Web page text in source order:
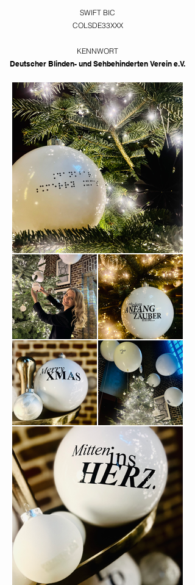
SWIFT BIC
COLSDE33XXX
KENNWORT
Deutscher Blinden- und Sehbehinderten Verein e.V.